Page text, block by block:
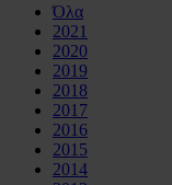
Όλα
2021
2020
2019
2018
2017
2016
2015
2014